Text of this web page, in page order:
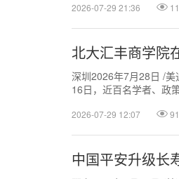
2026-07-29 21:36
北大汇丰商学院
深圳2026年7月28日 /
16日，近百名学者、政
2026-07-29 12:07
中国平安升级长